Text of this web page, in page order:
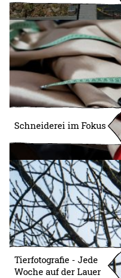
Schneiderei im Fokus
Tierfotografie - Jede
Woche auf der Lauer